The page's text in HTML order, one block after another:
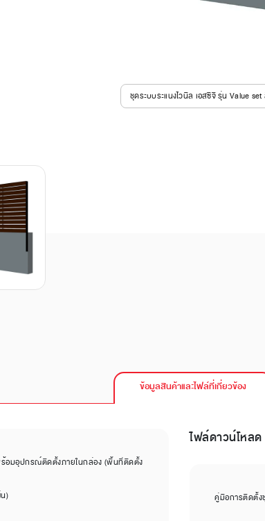
ชุดระบบระแนงไวนิล เอสซีจี รุ่น Value set
ข้อมูลสินค้าและไฟล์ที่เกี่ยวข้อง
ร้อมอุปกรณ์ติดตั้งภายในกล่อง (พื้นที่ติดตั้ง
)
ไฟล์ดาวน์โหลด
คู่มือการติดตั้ง